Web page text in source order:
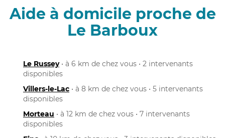
Aide à domicile proche de
Le Barboux
Le Russey• à 6 km de chez vous • 2 intervenants
disponibles
Villers-le-Lac • à 8 km de chez vous • 5 intervenants
disponibles
Morteau • à 12 km de chez vous • 7 intervenants
disponibles